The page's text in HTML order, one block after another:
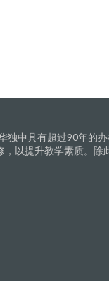
中具有超过90年的
以提升教学素质。除